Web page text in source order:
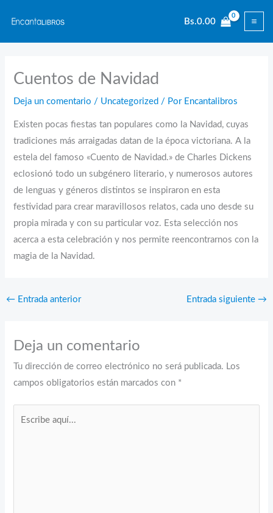
contenido
Bs.0.00
Cuentos de Navidad
Deja un comentario / Uncategorized / Por Encantalibros
Existen pocas fiestas tan populares como la Navidad, cuyas
tradiciones más arraigadas datan de la época victoriana. A la
estela del famoso «Cuento de Navidad.» de Charles Dickens
eclosionó todo un subgénero literario, y numerosos autores
de lenguas y géneros distintos se inspiraron en esta
festividad para crear maravillosos relatos, cada uno desde su
propia mirada y con su particular voz. Esta selección nos
acerca a esta celebración y nos permite reencontrarnos con la
magia de la Navidad.
← Entrada anterior Entrada siguiente →
Deja un comentario
Tu dirección de correo electrónico no será publicada. Los
campos obligatorios están marcados con *